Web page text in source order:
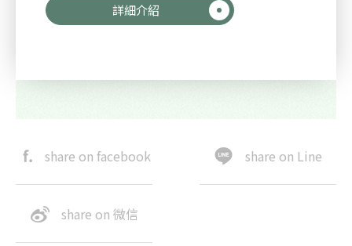
詳細介紹
share on facebook share on Line
share on 微信